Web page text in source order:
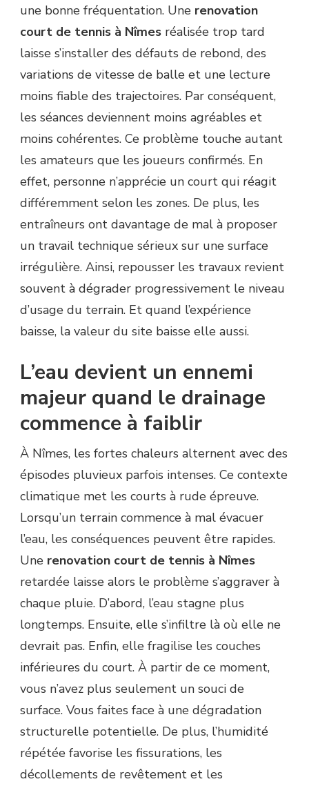
une bonne fréquentation. Une renovation
court de tennis à Nîmes réalisée trop tard
laisse s’installer des défauts de rebond, des
variations de vitesse de balle et une lecture
moins fiable des trajectoires. Par conséquent,
les séances deviennent moins agréables et
moins cohérentes. Ce problème touche autant
les amateurs que les joueurs confirmés. En
effet, personne n’apprécie un court qui réagit
différemment selon les zones. De plus, les
entraîneurs ont davantage de mal à proposer
un travail technique sérieux sur une surface
irrégulière. Ainsi, repousser les travaux revient
souvent à dégrader progressivement le niveau
d’usage du terrain. Et quand l’expérience
baisse, la valeur du site baisse elle aussi.
L’eau devient un ennemi
majeur quand le drainage
commence à faiblir
À Nîmes, les fortes chaleurs alternent avec des
épisodes pluvieux parfois intenses. Ce contexte
climatique met les courts à rude épreuve.
Lorsqu’un terrain commence à mal évacuer
l’eau, les conséquences peuvent être rapides.
Une renovation court de tennis à Nîmes
retardée laisse alors le problème s’aggraver à
chaque pluie. D’abord, l’eau stagne plus
longtemps. Ensuite, elle s’infiltre là où elle ne
devrait pas. Enfin, elle fragilise les couches
inférieures du court. À partir de ce moment,
vous n’avez plus seulement un souci de
surface. Vous faites face à une dégradation
structurelle potentielle. De plus, l’humidité
répétée favorise les fissurations, les
décollements de revêtement et les